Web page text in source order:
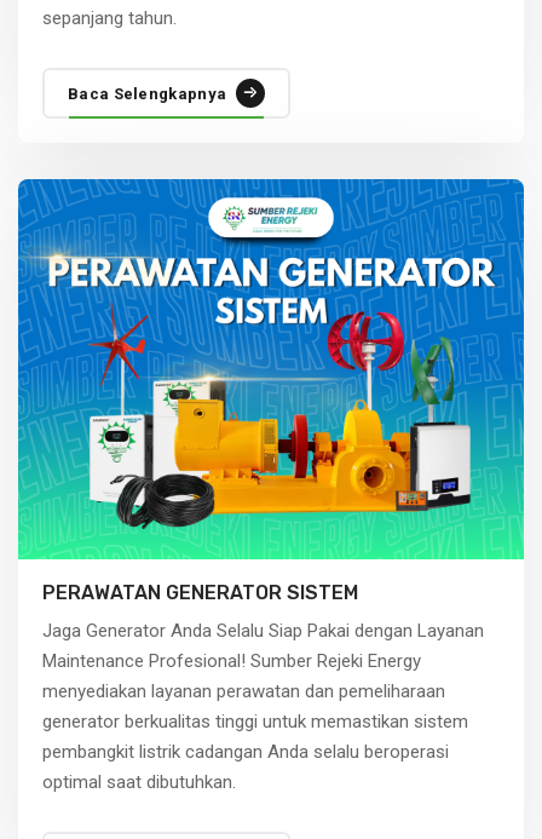
sepanjang tahun.
Baca Selengkapnya
PERAWATAN GENERATOR SISTEM
Jaga Generator Anda Selalu Siap Pakai dengan Layanan
Maintenance Profesional! Sumber Rejeki Energy
menyediakan layanan perawatan dan pemeliharaan
generator berkualitas tinggi untuk memastikan sistem
pembangkit listrik cadangan Anda selalu beroperasi
optimal saat dibutuhkan.